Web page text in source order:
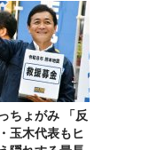
ちょがみ 「反
玉木代表もヒ